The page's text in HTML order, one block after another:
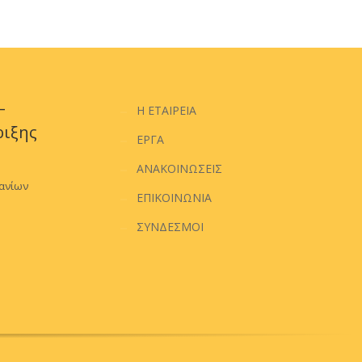
Η ΕΤΑΙΡΕΙΑ
ΕΡΓΑ
ΑΝΑΚΟΙΝΩΣΕΙΣ
ΕΠΙΚΟΙΝΩΝΙΑ
ΣΥΝΔΕΣΜΟΙ